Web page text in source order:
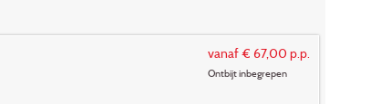
vanaf € 67,00 p.p.
Ontbijt inbegrepen